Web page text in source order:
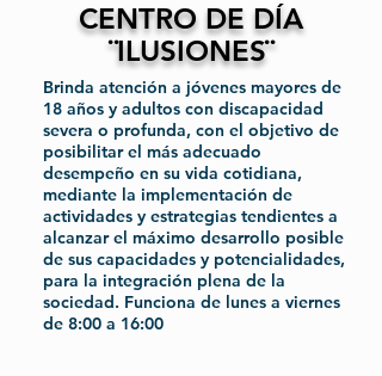
CENTRO DE DÍA
¨ILUSIONES¨
Brinda atención a jóvenes mayores de
18 años y adultos con discapacidad
severa o profunda, con el objetivo de
posibilitar el más adecuado
desempeño en su vida cotidiana,
mediante la implementación de
actividades y estrategias tendientes a
alcanzar el máximo desarrollo posible
de sus capacidades y potencialidades,
para la integración plena de la
sociedad. Funciona de lunes a viernes
de 8:00 a 16:00